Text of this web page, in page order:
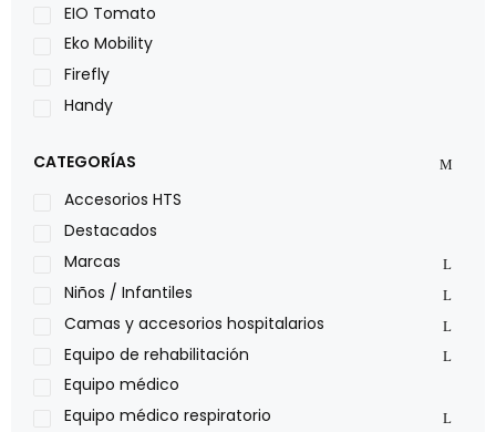
EIO Tomato
Eko Mobility
Firefly
Handy
Leggero
Lumex
Medical Store
Nidek
Oxiplus
Philips
Pride
Roho
Sillas de ruedas Everest Jennings
CATEGORÍAS
Accesorios HTS
Destacados
Marcas
Niños / Infantiles
Camas y accesorios hospitalarios
Equipo de rehabilitación
Equipo médico
Equipo médico respiratorio